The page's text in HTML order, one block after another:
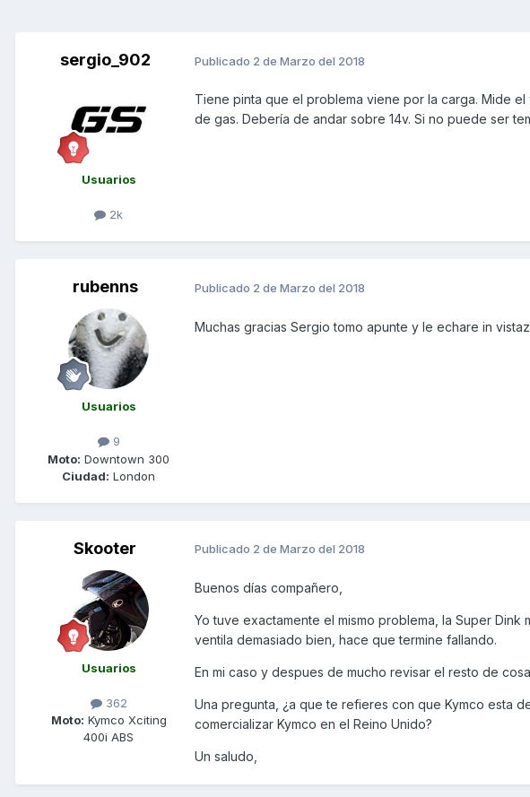
sergio_902
Usuarios
2k
Publicado 2 de Marzo del 2018
Tiene pinta que el problema viene por la carga. Mide
de gas. Debería de andar sobre 14v. Si no puede ser
rubenns
Usuarios
9
Moto: Downtown 300
Ciudad: London
Publicado 2 de Marzo del 2018
Muchas gracias Sergio tomo apunte y le echare in
Skooter
Usuarios
362
Moto: Kymco Xciting
400i ABS
Publicado 2 de Marzo del 2018
Buenos días compañero,
Yo tuve exactamente el mismo problema, la Super
ventila demasiado bien, hace que termine fallando.
En mi caso y despues de mucho revisar el resto de
Una pregunta, ¿a que te refieres con que Kymco esta
comercializar Kymco en el Reino Unido?
Un saludo,